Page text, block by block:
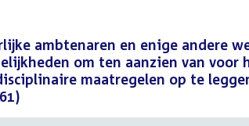
ambtenaren en enige andere
om ten aanzien van voor
maatregelen op te